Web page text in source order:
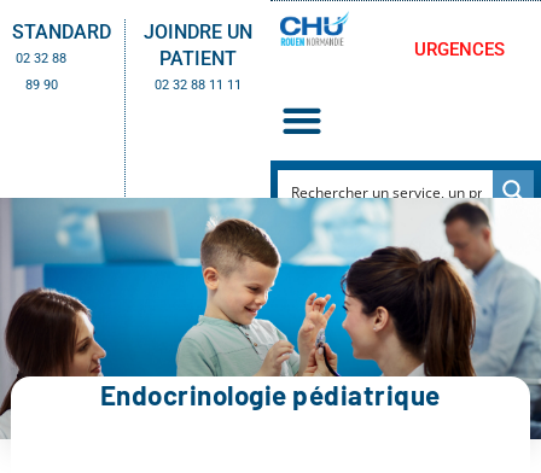
STANDARD
02 32 88
89 90
JOINDRE UN
PATIENT
02 32 88 11 11
URGENCES
Endocrinologie pédiatrique